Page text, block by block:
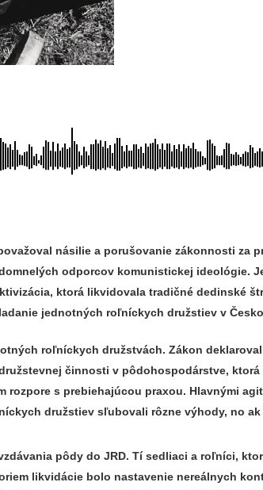
násilie a porušovanie zákonnosti
odporcov komunistickej ideológie.
ktorá likvidovala tradičné dedinské
jednotných roľníckych družstiev v
roľníckych družstvách. Zákon
činnosti v pôdohospodárstve,
s prebiehajúcou praxou. Hlavnými
družstiev sľubovali rôzne výhody, no
pôdy do JRD. Tí sedliaci a roľníci,
likvidácie bolo nastavenie nereálnych